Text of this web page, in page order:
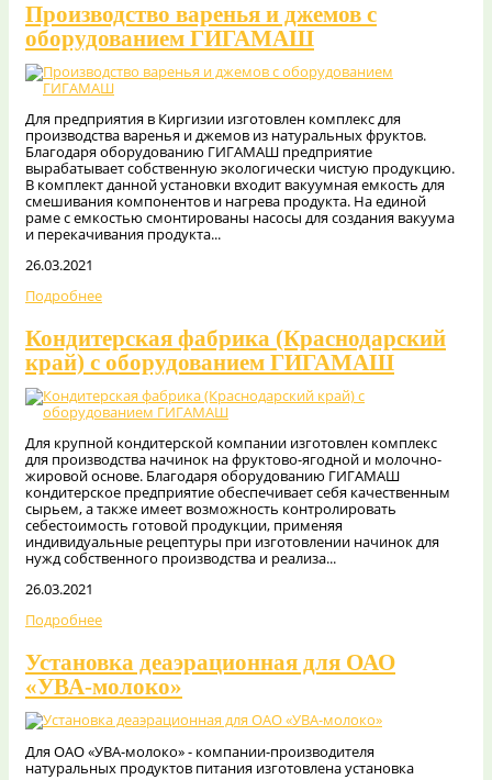
Производство варенья и джемов с
оборудованием ГИГАМАШ
Для предприятия в Киргизии изготовлен комплекс для
производства варенья и джемов из натуральных фруктов.
Благодаря оборудованию ГИГАМАШ предприятие
вырабатывает собственную экологически чистую продукцию.
В комплект данной установки входит вакуумная емкость для
смешивания компонентов и нагрева продукта. На единой
раме с емкостью смонтированы насосы для создания вакуума
и перекачивания продукта...
26.03.2021
Подробнее
Кондитерская фабрика (Краснодарский
край) с оборудованием ГИГАМАШ
Для крупной кондитерской компании изготовлен комплекс
для производства начинок на фруктово-ягодной и молочно-
жировой основе. Благодаря оборудованию ГИГАМАШ
кондитерское предприятие обеспечивает себя качественным
сырьем, а также имеет возможность контролировать
себестоимость готовой продукции, применяя
индивидуальные рецептуры при изготовлении начинок для
нужд собственного производства и реализа...
26.03.2021
Подробнее
Установка деаэрационная для ОАО
«УВА-молоко»
Для ОАО «УВА-молоко» - компании-производителя
натуральных продуктов питания изготовлена установка